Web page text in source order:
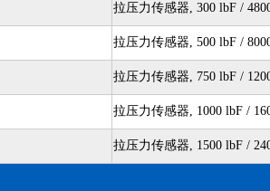
拉压力传感器, 300 lbF /
拉压力传感器, 500 lbF /
拉压力传感器, 750 lbF /
拉压力传感器, 1000 lbF /
拉压力传感器, 1500 lbF /